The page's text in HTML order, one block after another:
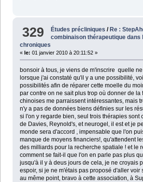
329 Études précliniques/ Re :
combinaison thérapeutique dans
chroniques
« le: 01 janvier 2010 à 20:11:52 »
bonsoir à tous, je viens de m'inscrire quelle
lorsque j'ai constaté qu'il y a une possibilité,
possibilités afin de réparer cette moelle du
par contre on ne sait plus trop où donner de la
chinoises me parraissent intéressantes, mais
n'y a pas de données biens définies sur les
si l'on y regarde bien, seul trois thérapies sont
de Davies, Reynold's, et neurogel, il est et je
monde sera d'accord , impensable que l'on
manque de moyens financiers!, qu'attendent
des milliards pour la recherche spatiale ! et le
comment se fait-il que l'on en parle pas plus
jusqu'à il y à deus jours de cela, je ne croyais
espoir, si je ne m'étais pas proposé d'aller voir
au même point, bravo à cette association, à